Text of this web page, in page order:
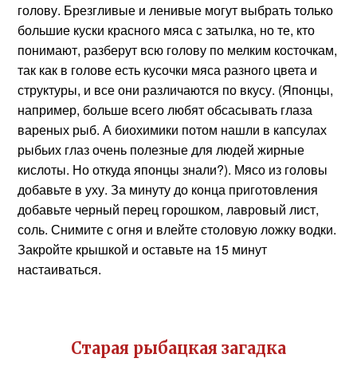
голову. Брезгливые и ленивые могут выбрать только
большие куски красного мяса с затылка, но те, кто
понимают, разберут всю голову по мелким косточкам,
так как в голове есть кусочки мяса разного цвета и
структуры, и все они различаются по вкусу. (Японцы,
например, больше всего любят обсасывать глаза
вареных рыб. А биохимики потом нашли в капсулах
рыбьих глаз очень полезные для людей жирные
кислоты. Но откуда японцы знали?). Мясо из головы
добавьте в уху. За минуту до конца приготовления
добавьте черный перец горошком, лавровый лист,
соль. Снимите с огня и влейте столовую ложку водки.
Закройте крышкой и оставьте на 15 минут
настаиваться.
Старая рыбацкая загадка